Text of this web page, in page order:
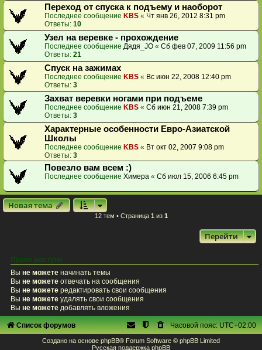
Переход от спуска к подъему и наоборот
Последнее сообщение KBS « Чт янв 26, 2012 8:31 pm
Ответы: 10
Узел на веревке - прохождение
Последнее сообщение Дядя_JO « Сб фев 07, 2009 11:56 pm
Ответы: 21
Спуск на зажимах
Последнее сообщение KBS « Вс июн 22, 2008 12:40 pm
Ответы: 3
Захват веревки ногами при подъеме
Последнее сообщение KBS « Сб июн 21, 2008 7:39 pm
Ответы: 3
Характерные особенности Евро-Азиатской
Школы
Последнее сообщение KBS « Вт окт 02, 2007 9:08 pm
Ответы: 3
Повезло вам всем :)
Последнее сообщение Химера « Сб июл 15, 2006 6:45 pm
Новая тема
12 тем • Страница 1 из 1
Перейти
Права доступа
Вы не можете начинать темы
Вы не можете отвечать на сообщения
Вы не можете редактировать свои сообщения
Вы не можете удалять свои сообщения
Вы не можете добавлять вложения
Список форумов Часовой пояс:UTC+02:00
Создано на основе phpBB® Forum Software © phpBB Limited
Русская поддержка phpBB